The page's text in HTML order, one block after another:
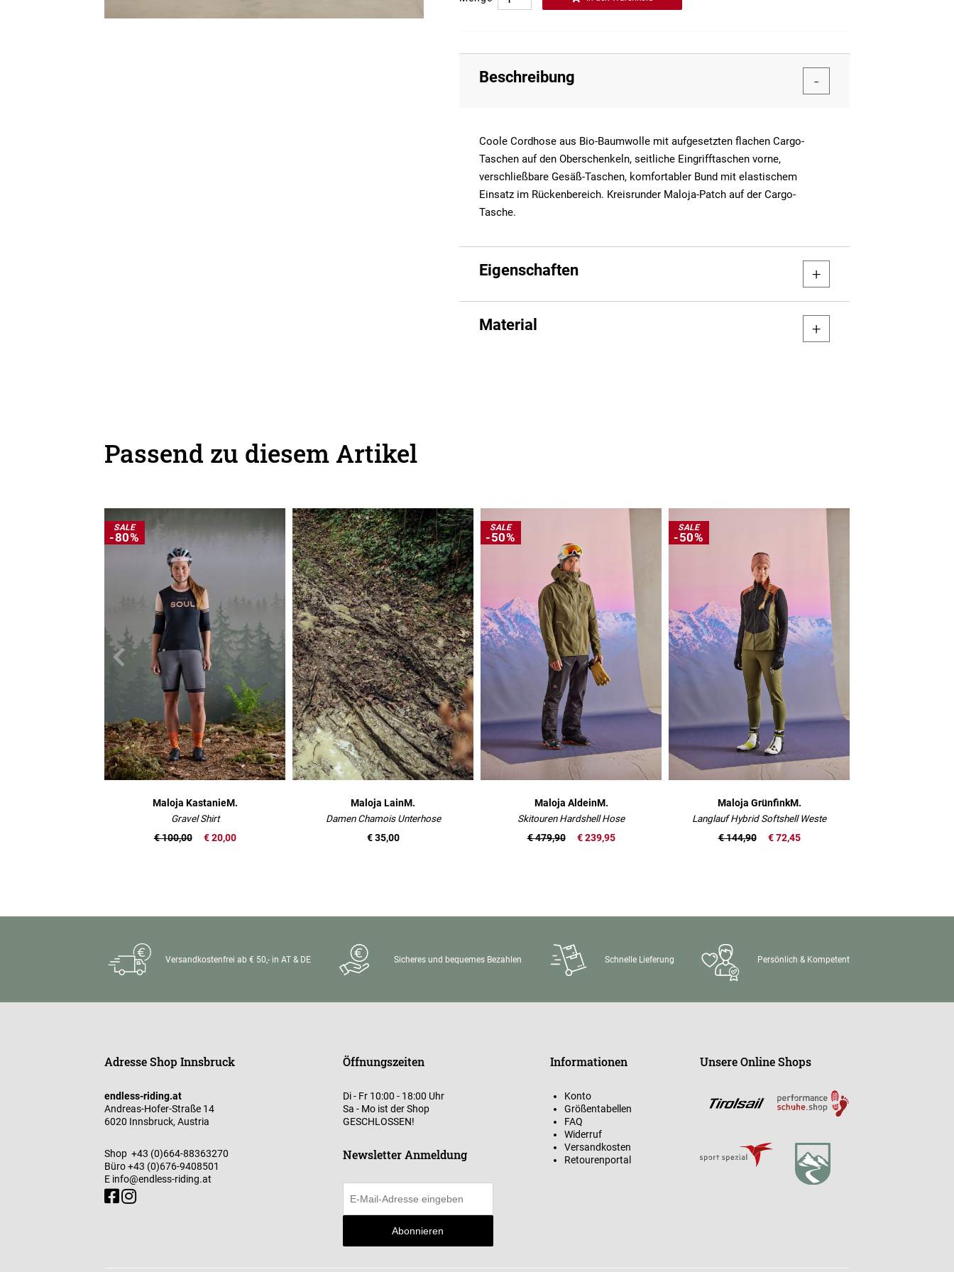
Beschreibung
Coole Cordhose aus Bio-Baumwolle mit aufgesetzten flachen Cargo-
Taschen auf den Oberschenkeln, seitliche Eingrifftaschen vorne,
verschließbare Gesäß-Taschen, komfortabler Bund mit elastischem
Einsatz im Rückenbereich. Kreisrunder Maloja-Patch auf der Cargo-
Tasche.
Eigenschaften
Material
Passend zu diesem Artikel
SALE
-80%
Maloja KastanieM.
Gravel Shirt
€ 20,00
€ 100,00
Maloja LainM.
Damen Chamois Unterhose
€ 35,00
SALE
-50%
Maloja AldeinM.
Skitouren Hardshell Hose
€ 239,95
€ 479,90
SALE
-50%
Maloja GrünfinkM.
Langlauf Hybrid Softshell Weste
€ 72,45
€ 144,90
Versandkostenfrei ab € 50,- in AT & DE Sicheres und bequemes Bezahlen Schnelle Lieferung Persönlich & Kompetent
Adresse Shop Innsbruck
endless-riding.at
Andreas-Hofer-Straße 14
6020 Innsbruck, Austria
Shop +43 (0)664-88363270
Büro+43 (0)676-9408501
E info@endless-riding.at
Öffnungszeiten
Di - Fr 10:00 - 18:00 Uhr
Sa - Mo ist der Shop
GESCHLOSSEN!
Newsletter Anmeldung
Abonnieren
Informationen
Konto
Größentabellen
FAQ
Widerruf
Versandkosten
Retourenportal
Unsere Online Shops